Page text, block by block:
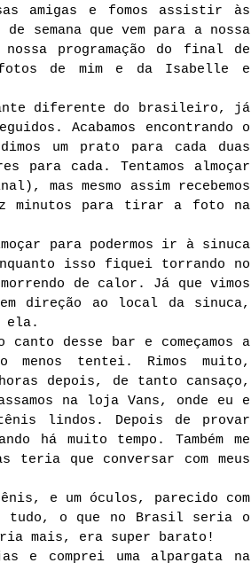
amigas e fomos assistir às
semana que vem para a nossa
programação do final de
de mim e da Isabelle e
diferente do brasileiro, já
Acabamos encontrando o
um prato para cada duas
para cada. Tentamos almoçar
mas mesmo assim recebemos
minutos para tirar a foto na
para podermos ir à sinuca
isso fiquei torrando no
de calor. Já que vimos
direção ao local da sinuca,
ela.
canto desse bar e começamos a
menos tentei. Rimos muito,
depois, de tanto cansaço,
na loja Vans, onde eu e
tênis lindos. Depois de provar
há muito tempo. Também me
teria que conversar com meus
e um óculos, parecido com
tudo, o que no Brasil seria o
mais, era super barato!
e comprei uma alpargata na